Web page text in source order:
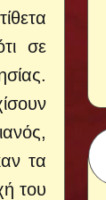
σε
τα
του